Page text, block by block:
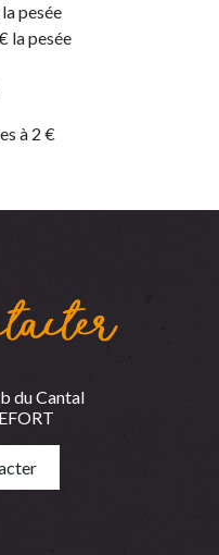
pesée
la pesée
à 2 €
du Cantal